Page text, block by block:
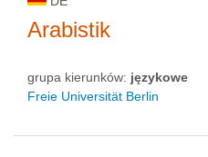
Arabistik
grupa kierunków: językowe
Freie Universität Berlin